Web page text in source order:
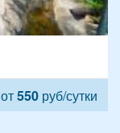
от550 руб/сутки